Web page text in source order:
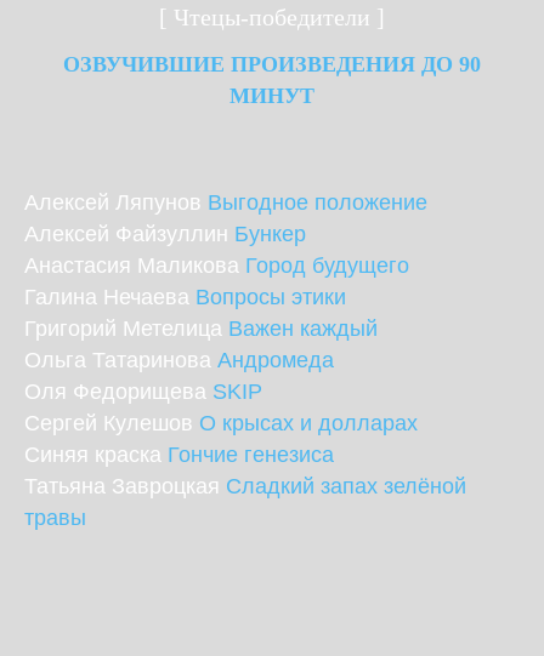
[ Чтецы-победители ]
ОЗВУЧИВШИЕ ПРОИЗВЕДЕНИЯ ДО 90
МИНУТ
Алексей Ляпунов Выгодное положение
Алексей Файзуллин Бункер
Анастасия Маликова Город будущего
Галина Нечаева Вопросы этики
Григорий Метелица Важен каждый
Ольга Татаринова Андромеда
Оля Федорищева SKIP
Сергей Кулешов О крысах и долларах
Синяя краска Гончие генезиса
Татьяна Завроцкая Сладкий запах зелёной
травы